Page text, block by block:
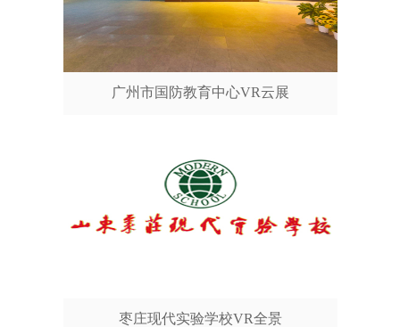
广州市国防教育中心VR云展
枣庄现代实验学校VR全景